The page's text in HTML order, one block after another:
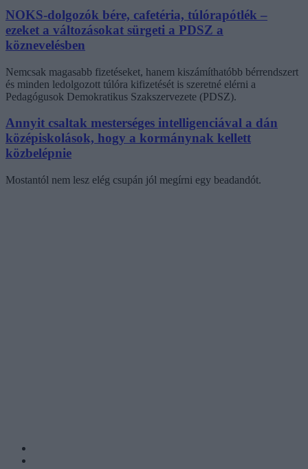
NOKS-dolgozók bére, cafetéria, túlórapótlék –
ezeket a változásokat sürgeti a PDSZ a
köznevelésben
Nemcsak magasabb fizetéseket, hanem kiszámíthatóbb bérrendszert
és minden ledolgozott túlóra kifizetését is szeretné elérni a
Pedagógusok Demokratikus Szakszervezete (PDSZ).
Annyit csaltak mesterséges intelligenciával a dán
középiskolások, hogy a kormánynak kellett
közbelépnie
Mostantól nem lesz elég csupán jól megírni egy beadandót.